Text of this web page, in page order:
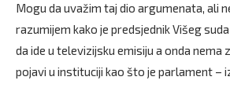
Mogu da uvažim taj dio argumenata, ali
razumijem kako je predsjednik Višeg
da ide u televizijsku emisiju a onda nema
pojavi u instituciji kao što je parlament –